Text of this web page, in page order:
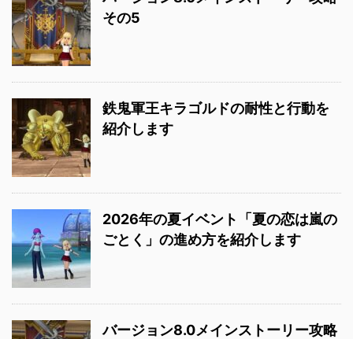
その5
鉄鬼軍王キラゴルドの耐性と行動を
紹介します
2026年の夏イベント「夏の恋は嵐の
ごとく」の進め方を紹介します
バージョン8.0メインストーリー攻略